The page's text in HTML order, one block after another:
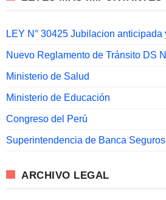
LEY N° 30425 Jubilacion anticipada
Nuevo Reglamento de Tránsito DS
Ministerio de Salud
Ministerio de Educación
Congreso del Perú
Superintendencia de Banca
ARCHIVO LEGAL